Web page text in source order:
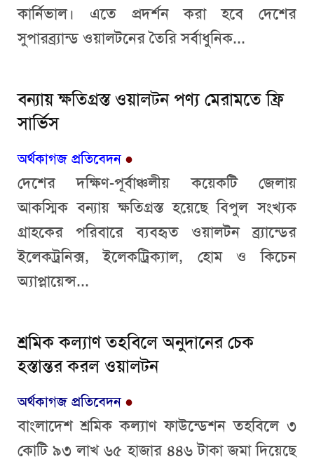
কার্নিভাল। এতে প্রদর্শন করা হবে দেশের
সুপারব্র্যান্ড ওয়ালটনের তৈরি সর্বাধুনিক...
বন্যায় ক্ষতিগ্রস্ত ওয়ালটন পণ্য মেরামতে ফ্রি
সার্ভিস
অর্থকাগজ প্রতিবেদন●
দেশের দক্ষিণ-পূর্বাঞ্চলীয় কয়েকটি জেলায়
আকস্মিক বন্যায় ক্ষতিগ্রস্ত হয়েছে বিপুল সংখ্যক
গ্রাহকের পরিবারে ব্যবহৃত ওয়ালটন ব্র্যান্ডের
ইলেকট্রনিক্স, ইলেকট্রিক্যাল, হোম ও কিচেন
অ্যাপ্লায়েন্স...
শ্রমিক কল্যাণ তহবিলে অনুদানের চেক
হস্তান্তর করল ওয়ালটন
অর্থকাগজ প্রতিবেদন●
বাংলাদেশ শ্রমিক কল্যাণ ফাউন্ডেশন তহবিলে ৩
কোটি ৯৩ লাখ ৬৫ হাজার ৪৪৬ টাকা জমা দিয়েছে